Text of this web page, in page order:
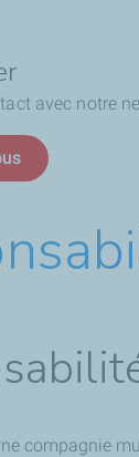
avec notre
compagnie